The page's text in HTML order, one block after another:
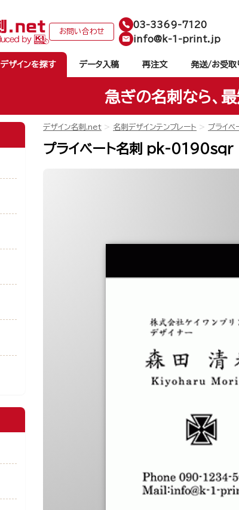
お問い合わせ
03-3369-7120
info@k-1-print.jp
デザインを探す データ入稿 再注文 発送/お受取
急ぎの名刺なら、
デザイン名刺.net 名刺デザインテンプレート プライベ
プライベート名刺 pk-0190sqr